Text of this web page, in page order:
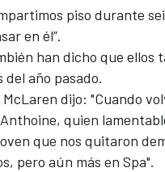
piso durante
en él”.
han dicho que ellos
año pasado.
McLaren dijo: "Cuando
quien
que nos quitaron
pero aún más en Spa".